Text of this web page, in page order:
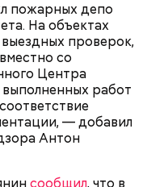
пожарных депо
На объектах
проверок,
со
Центра
выполненных работ
— добавил
Антон
сообщил, что в
именно дом
Но согласно
жили друзья